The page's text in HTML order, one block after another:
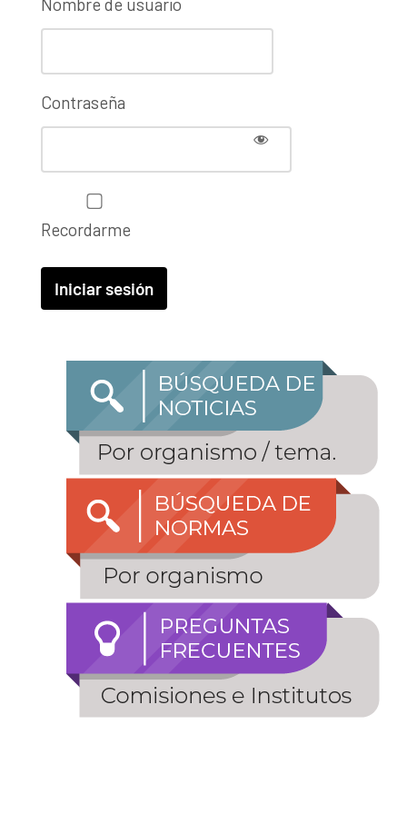
Contraseña
Recordarme